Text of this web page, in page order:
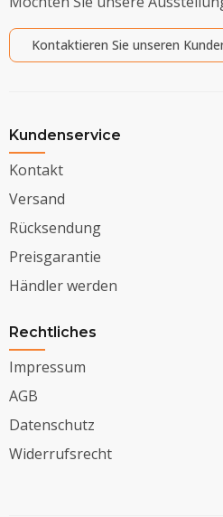
Kontaktieren Sie unseren
Kundenservice
Kontakt
Versand
Rücksendung
Preisgarantie
Händler werden
Rechtliches
Impressum
AGB
Datenschutz
Widerrufsrecht